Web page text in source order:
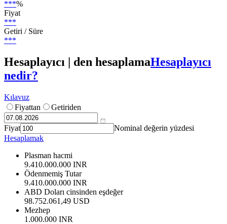
***%
Fiyat
***
Getiri / Süre
***
Hesaplayıcı | den hesaplamaHesaplayıcı
nedir?
Kılavuz
Fiyattan
Getiriden
Fiyat
Nominal değerin yüzdesi
Hesaplamak
Plasman hacmi
9.410.000.000 INR
Ödenmemiş Tutar
9.410.000.000 INR
ABD Doları cinsinden eşdeğer
98.752.061,49 USD
Mezhep
1.000.000 INR